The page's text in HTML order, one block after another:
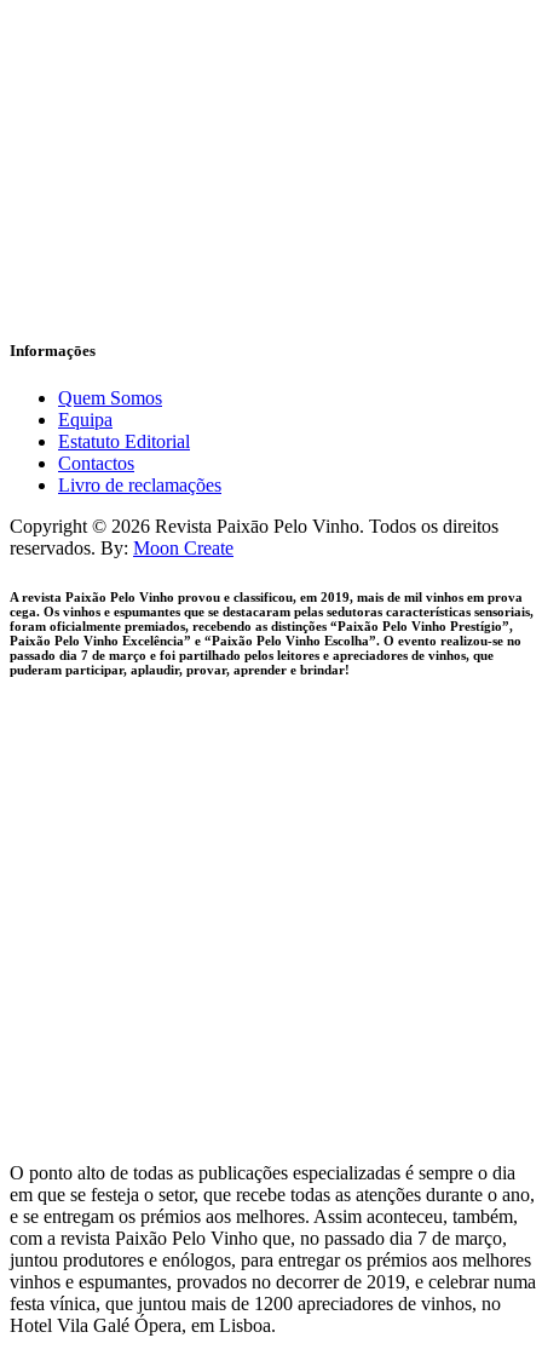
Informaçōes
Quem Somos
Equipa
Estatuto Editorial
Contactos
Livro de reclamações
facebook-
1
instagram
Copyright © 2026 Revista Paixāo Pelo Vinho. Todos os direitos
reservados. By: Moon Create
A revista Paixão Pelo Vinho provou e classificou, em 2019, mais de mil vinhos em prova
cega. Os vinhos e espumantes que se destacaram pelas sedutoras características sensoriais,
foram oficialmente premiados, recebendo as distinções “Paixão Pelo Vinho Prestígio”,
Paixão Pelo Vinho Excelência” e “Paixão Pelo Vinho Escolha”. O evento realizou-se no
passado dia 7 de março e foi partilhado pelos leitores e apreciadores de vinhos, que
puderam participar, aplaudir, provar, aprender e brindar!
O ponto alto de todas as publicações especializadas é sempre o dia
em que se festeja o setor, que recebe todas as atenções durante o ano,
e se entregam os prémios aos melhores. Assim aconteceu, também,
com a revista Paixão Pelo Vinho que, no passado dia 7 de março,
juntou produtores e enólogos, para entregar os prémios aos melhores
vinhos e espumantes, provados no decorrer de 2019, e celebrar numa
festa vínica, que juntou mais de 1200 apreciadores de vinhos, no
Hotel Vila Galé Ópera, em Lisboa.